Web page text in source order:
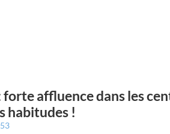
forte affluence dans les
habitudes !